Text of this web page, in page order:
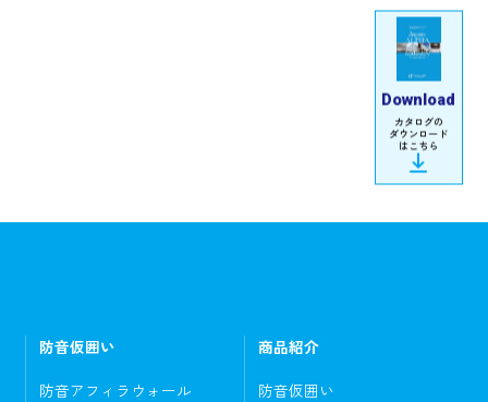
Download
カタログの
ダウンロード
はこちら
防音仮囲い
防音アフィラウォール
商品紹介
防音仮囲い